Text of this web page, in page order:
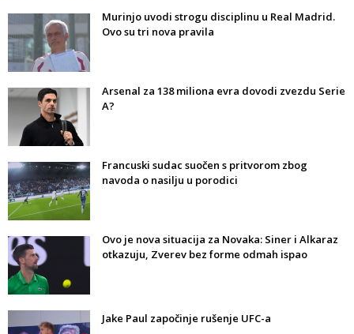
Murinjo uvodi strogu disciplinu u Real Madrid.
Ovo su tri nova pravila
Arsenal za 138 miliona evra dovodi zvezdu Serie
A?
Francuski sudac suočen s pritvorom zbog
navoda o nasilju u porodici
Ovo je nova situacija za Novaka: Siner i Alkaraz
otkazuju, Zverev bez forme odmah ispao
Jake Paul započinje rušenje UFC-a